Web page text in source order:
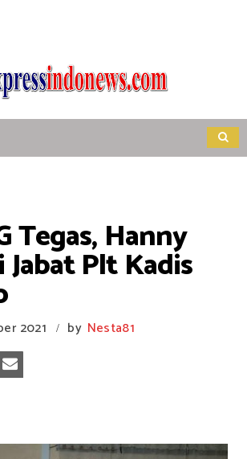
Tegas, Hanny
Plt Kadis
2021 / by Nesta81